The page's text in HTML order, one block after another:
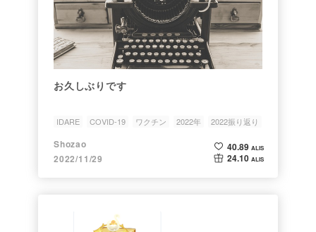
お久しぶりです
IDARE COVID-19 ワクチン 2022年 2022振り返り
Shozao
2022/11/29
40.89 ALIS
24.10 ALIS